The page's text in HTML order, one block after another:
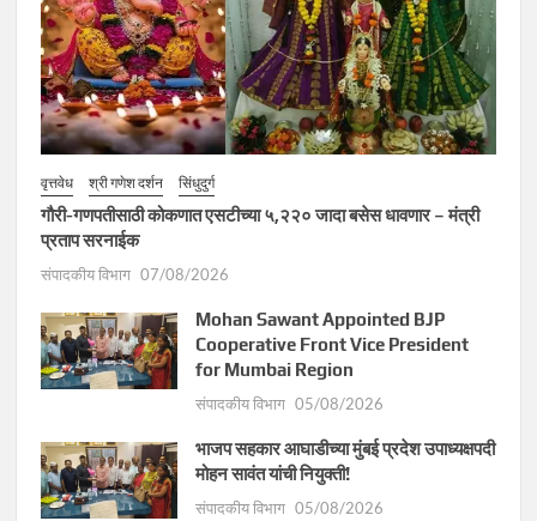
वृत्तवेध श्री गणेश दर्शन सिंधुदुर्ग
गौरी-गणपतीसाठी कोकणात एसटीच्या ५,२२० जादा बसेस धावणार – मंत्री
प्रताप सरनाईक
संपादकीय विभाग 07/08/2026
Mohan Sawant Appointed BJP
Cooperative Front Vice President
for Mumbai Region
संपादकीय विभाग 05/08/2026
भाजप सहकार आघाडीच्या मुंबई प्रदेश उपाध्यक्षपदी
मोहन सावंत यांची नियुक्ती!
संपादकीय विभाग 05/08/2026